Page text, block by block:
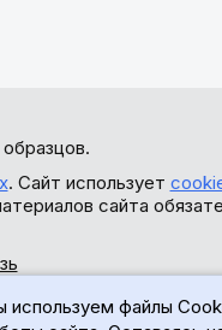
. Сайт использует
сайта
используем файлы